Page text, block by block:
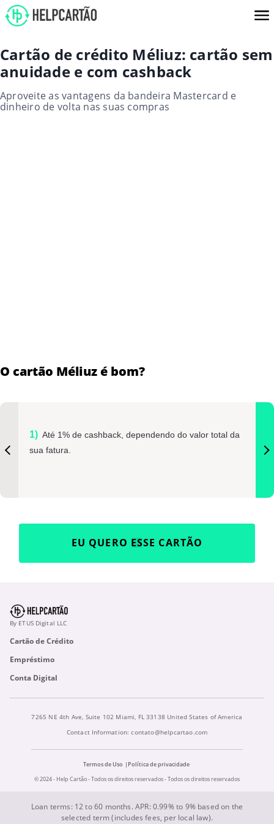
Cartão de crédito Méliuz: cartão sem
anuidade e com cashback
Aproveite as vantagens da bandeira Mastercard e
dinheiro de volta nas suas compras
O cartão Méliuz é bom?
Até 1% de cashback, dependendo do valor total da
sua fatura.
EU QUERO ESSE CARTÃO
By ETUS Digital LLC
Cartão de Crédito
Empréstimo
Conta Digital
7265 NE 4th Ave, Suite 102 Miami, FL 33138 United States of America
Contact Information:contato@helpcartao.com
Termos de Uso
Política de privacidade
© 2024 - Help Cartão - Todos os direitos reservados - Todos os direitos reservados
Loan terms: 12 to 60 months. APR: 0.99% to 9% based on the
selected term (includes fees, per local law).